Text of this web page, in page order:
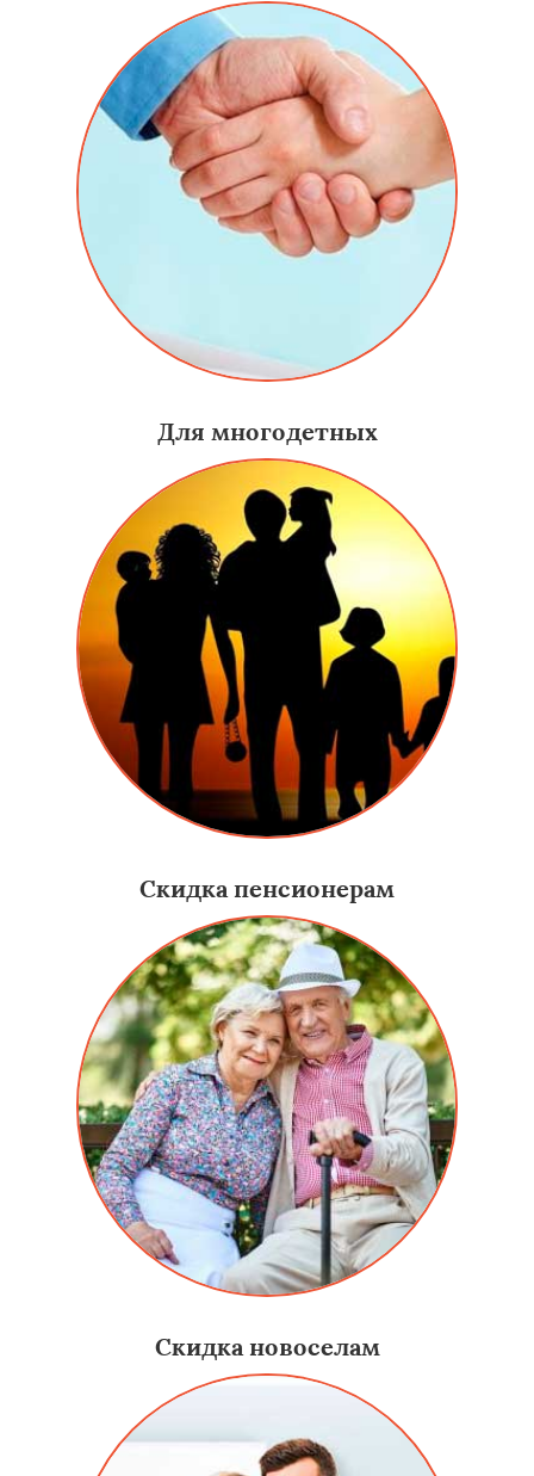
Для многодетных
Скидка пенсионерам
Скидка новоселам